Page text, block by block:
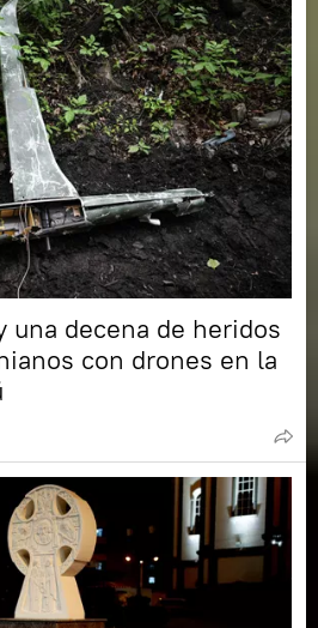
una decena de heridos
con drones en la